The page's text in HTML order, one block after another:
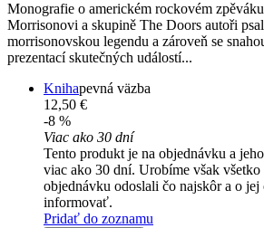
Monografie o americkém rockovém
Morrisonovi a skupině The Doors autoři
morrisonovskou legendu a zároveň se
prezentací skutečných událostí...
Knihapevná väzba
12,50 €
-8 %
Viac ako 30 dní
Tento produkt je na objednávku a
viac ako 30 dní. Urobíme však všetko
objednávku odoslali čo najskôr a o jej
informovať.
Pridať do zoznamu